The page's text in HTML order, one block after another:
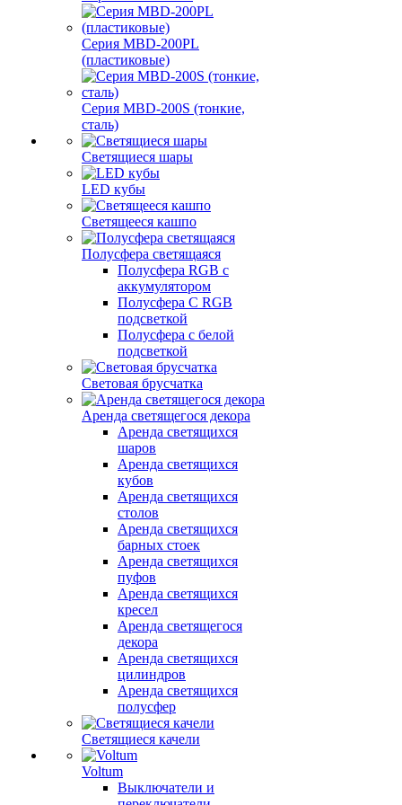
Серия MBD-200PL
(пластиковые)
Серия MBD-200S (тонкие,
сталь)
Светящиеся шары
LED кубы
Светящееся кашпо
Полусфера светящаяся
Полусфера RGB с
аккумулятором
Полусфера С RGB
подсветкой
Полусфера с белой
подсветкой
Световая брусчатка
Аренда светящегося декора
Аренда светящихся
шаров
Аренда светящихся
кубов
Аренда светящихся
столов
Аренда светящихся
барных стоек
Аренда светящихся
пуфов
Аренда светящихся
кресел
Аренда светящегося
декора
Аренда светящихся
цилиндров
Аренда светящихся
полусфер
Светящиеся качели
Voltum
Выключатели и